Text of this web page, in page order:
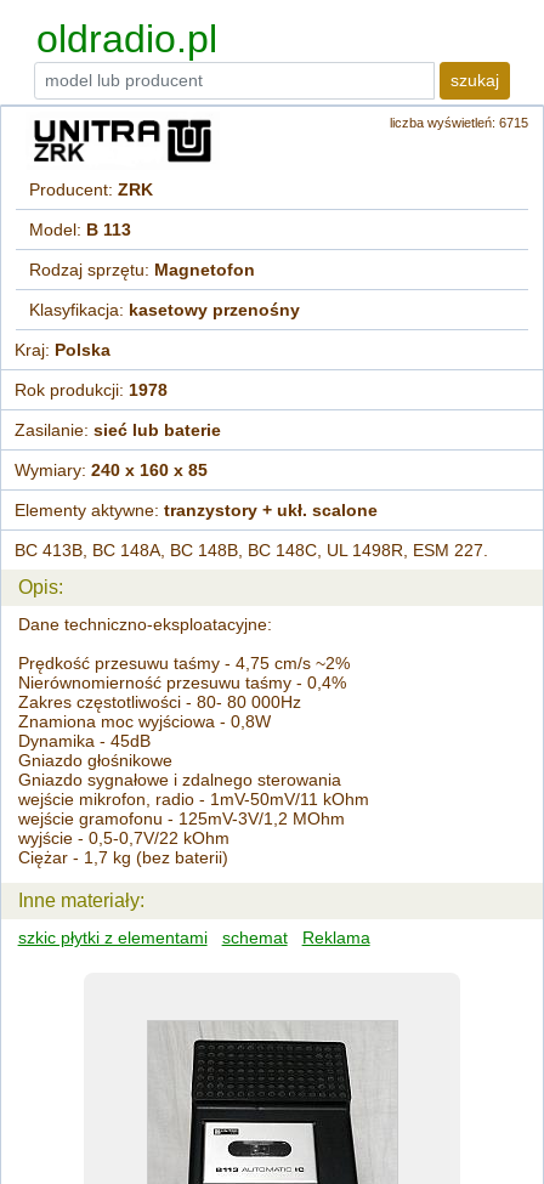
oldradio.pl
szukaj
liczba wyświetleń: 6715
Producent:ZRK
Model: B 113
Rodzaj sprzętu: Magnetofon
Klasyfikacja: kasetowy przenośny
Kraj: Polska
Rok produkcji: 1978
Zasilanie:sieć lub baterie
Wymiary:240 x 160 x 85
Elementy aktywne:tranzystory + ukł. scalone
BC 413B, BC 148A, BC 148B, BC 148C, UL 1498R, ESM 227.
Opis:
Dane techniczno-eksploatacyjne:
Prędkość przesuwu taśmy - 4,75 cm/s ~2%
Nierównomierność przesuwu taśmy - 0,4%
Zakres częstotliwości - 80- 80 000Hz
Znamiona moc wyjściowa - 0,8W
Dynamika - 45dB
Gniazdo głośnikowe
Gniazdo sygnałowe i zdalnego sterowania
wejście mikrofon, radio - 1mV-50mV/11 kOhm
wejście gramofonu - 125mV-3V/1,2 MOhm
wyjście - 0,5-0,7V/22 kOhm
Ciężar - 1,7 kg (bez baterii)
Inne materiały:
szkic płytki z elementami schemat Reklama